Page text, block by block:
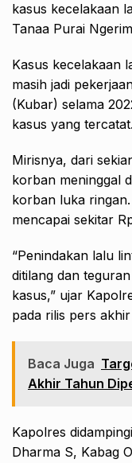
kasus kecelakaan
Tanaa Purai
Kasus kecelakaan
masih jadi
(Kubar) selama
kasus yang tercatat.
Mirisnya, dari
korban meninggal
korban luka
mencapai sekitar
“Penindakan lalu
ditilang dan
kasus,” ujar
pada rilis pers
Baca Juga
Akhir Tahun
Kapolres
Dharma S, Kabag